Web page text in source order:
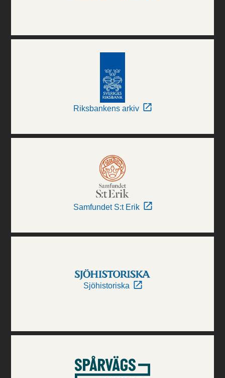
Riksbankens arkiv
Samfundet S:t Erik
Sjöhistoriska